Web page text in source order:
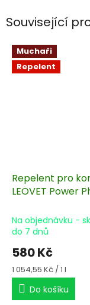
Související
Muchaři
Repelent
Repelent pro
LEOVET Power
Na objednávku -
do 7 dnů
580 Kč
Měrná
cena:
1 054,55 Kč / 1 l
Do košíku